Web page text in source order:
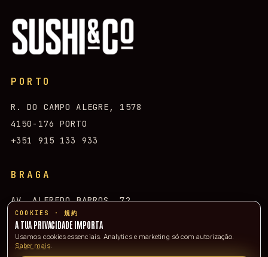
PORTO
R. DO CAMPO ALEGRE, 1578
4150-176 PORTO
+351 915 133 933
BRAGA
AV. ALFREDO BARROS, 72
4715-350 BRAGA
+351 915 133 933
COOKIES · 規約
A TUA PRIVACIDADE IMPORTA
Usamos cookies essenciais. Analytics e marketing só com autorização.
Saber mais.